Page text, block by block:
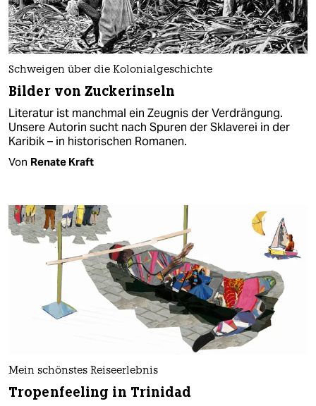
Schweigen über die Kolonialgeschichte
Bilder von Zuckerinseln
Literatur ist manchmal ein Zeugnis der Verdrängung.
Unsere Autorin sucht nach Spuren der Sklaverei in der
Karibik – in historischen Romanen.
Von Renate Kraft
Mein schönstes Reiseerlebnis
Tropenfeeling in Trinidad